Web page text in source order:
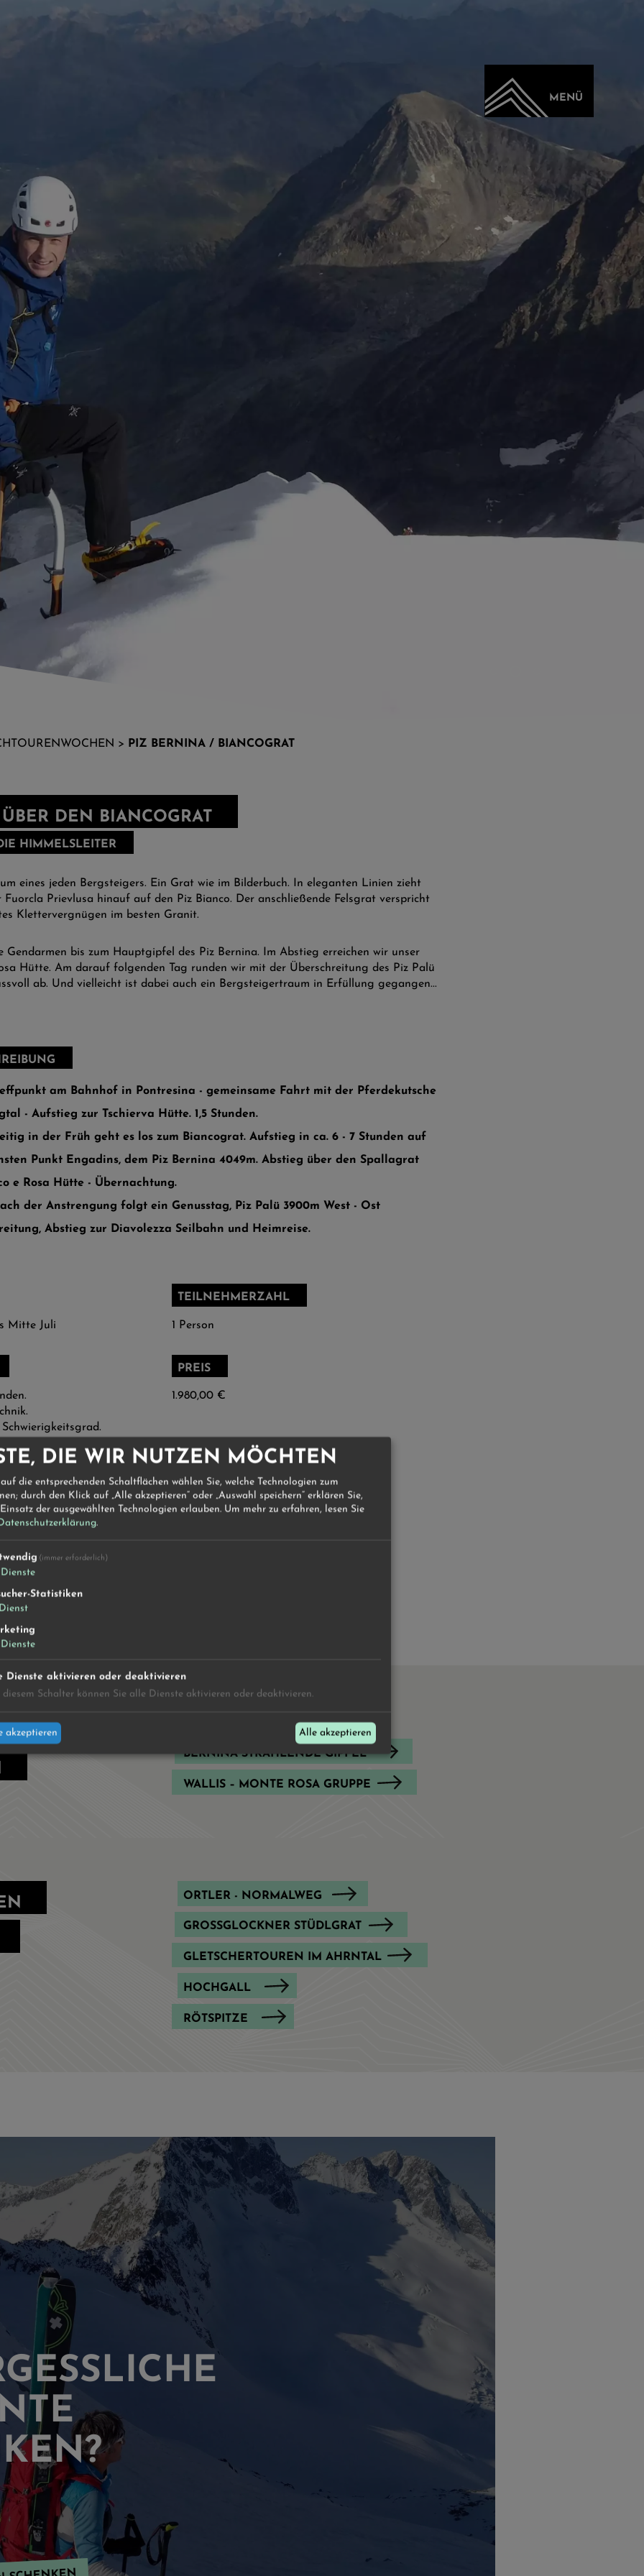
MENÜ
ZWEI AUF EINEN STREICH...
BERNINA STRAHLENDE GIPFEL
PIZ BERNINA / BIANCOGRAT
WALLIS – MONTE ROSA GRUPPE
> PIZ BERNINA / BIANCOGRAT
DEN BIANCOGRAT
HIMMELSLEITER
eines jeden Bergsteigers. Ein Grat wie im Bilderbuch. In eleganten Linien zieht
Prievlusa hinauf auf den Piz Bianco. Der anschließende Felsgrat verspricht
Klettervergnügen im besten Granit.
Gendarmen bis zum Hauptgipfel des Piz Bernina. Im Abstieg erreichen wir unser
Hütte. Am darauf folgenden Tag runden wir mit der Überschreitung des Piz Palü
ab. Und vielleicht ist dabei auch ein Bergsteigertraum in Erfüllung gegangen...
am Bahnhof in Pontresina - gemeinsame Fahrt mit der Pferdekutsche
- Aufstieg zur Tschierva Hütte. 1,5 Stunden.
in der Früh geht es los zum Biancograt. Aufstieg in ca. 6 - 7 Stunden auf
Punkt Engadins, dem Piz Bernina 4049m. Abstieg über den Spallagrat
e Rosa Hütte - Übernachtung.
der Anstrengung folgt ein Genusstag, Piz Palü 3900m West - Ost
Abstieg zur Diavolezza Seilbahn und Heimreise.
Mitte Juli
TEILNEHMERZAHL
1 Person
PREIS
1.980,00 €
und die des
und Marco e Rosa
Seilbahn und
ZWEI AUF EINEN STREICH...
BERNINA STRAHLENDE GIPFEL
WALLIS – MONTE ROSA GRUPPE
ORTLER - NORMALWEG
GROSSGLOCKNER STÜDLGRAT
GLETSCHERTOUREN IM AHRNTAL
HOCHGALL
RÖTSPITZE
DIE WIR NUTZEN MÖCHTEN
die entsprechenden Schaltflächen wählen Sie, welche Technologien zum
durch den Klick auf „Alle akzeptieren“ oder „Auswahl speichern“ erklären Sie,
der ausgewählten Technologien erlauben. Um mehr zu erfahren, lesen Sie
.
(immer erforderlich)
Dienste
Statistiken
Dienst
Dienste
Dienste aktivieren oder deaktivieren
diesem Schalter können Sie alle Dienste aktivieren oder deaktivieren.
akzeptieren Alle akzeptieren